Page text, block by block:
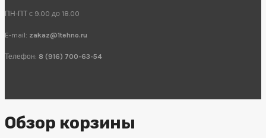
ПН-ПТ с 9.00 до 18.00
E-mail: zakaz@1tehno.ru
Телефон: 8 (916) 700-63-54
Обзор корзины